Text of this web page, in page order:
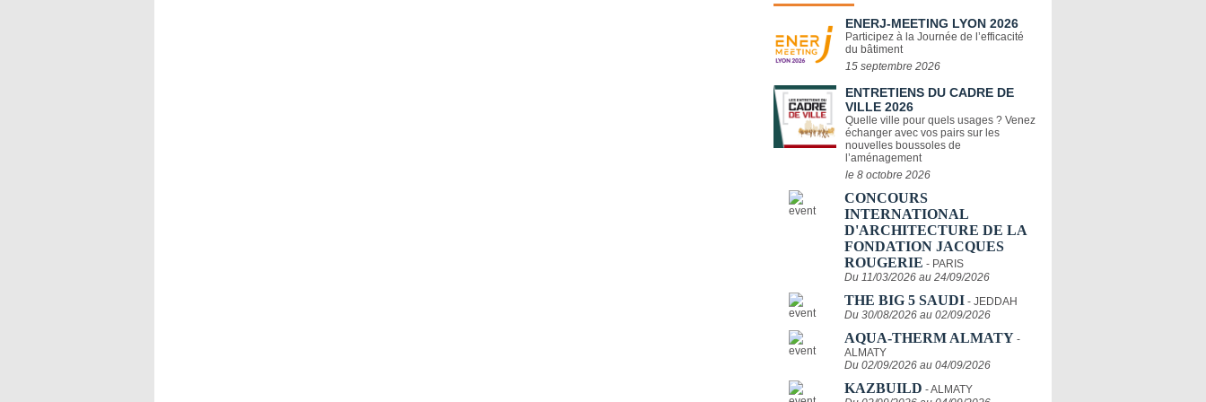
ENERJ-MEETING LYON 2026
Participez à la Journée de l’efficacité
du bâtiment
15 septembre 2026
ENTRETIENS DU CADRE DE
VILLE 2026
Quelle ville pour quels usages ? Venez
échanger avec vos pairs sur les
nouvelles boussoles de
l’aménagement
le 8 octobre 2026
CONCOURS
INTERNATIONAL
D'ARCHITECTURE DE LA
FONDATION JACQUES
ROUGERIE - PARIS
Du 11/03/2026 au 24/09/2026
THE BIG 5 SAUDI - JEDDAH
Du 30/08/2026 au 02/09/2026
AQUA-THERM ALMATY -
ALMATY
Du 02/09/2026 au 04/09/2026
KAZBUILD - ALMATY